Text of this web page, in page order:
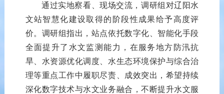
通过实地察看、现场交流， 调研组对辽阳水
文站智慧化建设取得的阶段性成果给予高度评
价。 调研组指出，站点依托数字化、智能化手段
全面提升了水文监测能力，在服务地方防汛抗
旱、水资源优化调度、水生态环境保护与综合治
理等重点工作中履职尽责、成效突出，希望持续
深化数字技术与水文业务融合，不断提升水文服